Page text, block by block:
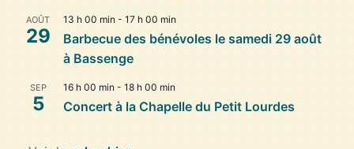
AOÛT
29
13 h 00 min - 17 h 00 min
Barbecue des bénévoles le samedi 29 août
à Bassenge
SEP
5
16 h 00 min - 18 h 00 min
Concert à la Chapelle du Petit Lourdes